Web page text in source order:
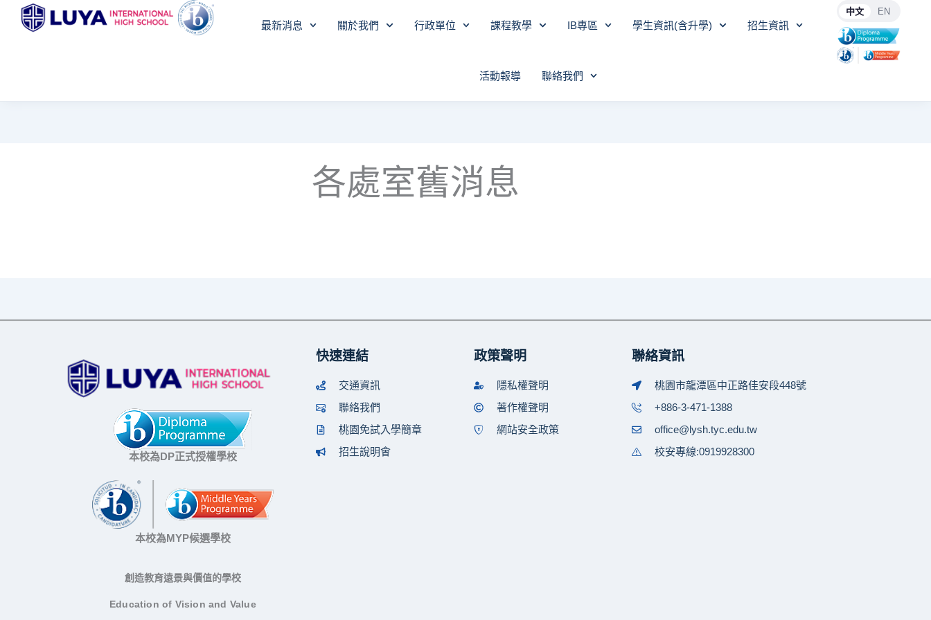
最新消息 關於我們 行政單位 課程教學 IB專區 學生資訊(含升學) 招生資訊
活動報導 聯絡我們
中文 EN
各處室舊消息
本校為DP正式授權學校
本校為MYP候選學校
創造教育遠景與價值的學校
Education of Vision and Value
快速連結
交通資訊
聯絡我們
桃園免試入學簡章
招生說明會
政策聲明
隱私權聲明
著作權聲明
網站安全政策
聯絡資訊
桃園市龍潭區中正路佳安段448號
+886-3-471-1388
office@lysh.tyc.edu.tw
校安專線:0919928300